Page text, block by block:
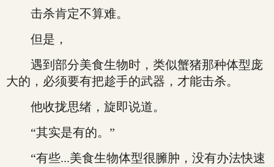
击杀肯定不算难。
但是，
遇到部分美食生物时，类似蟹猪那种体型庞
大的，必须要有把趁手的武器，才能击杀。
他收拢思绪，旋即说道。
“其实是有的。”
“有些...美食生物体型很臃肿，没有办法快速